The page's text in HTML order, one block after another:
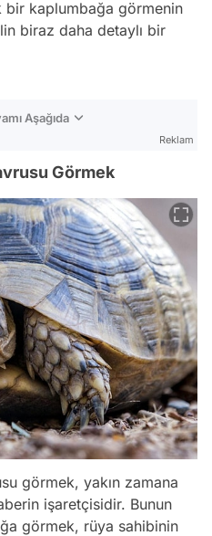
bir kaplumbağa görmenin
biraz daha detaylı bir
Aşağıda
Reklam
Görmek
görmek, yakın zamana
işaretçisidir. Bunun
görmek, rüya sahibinin